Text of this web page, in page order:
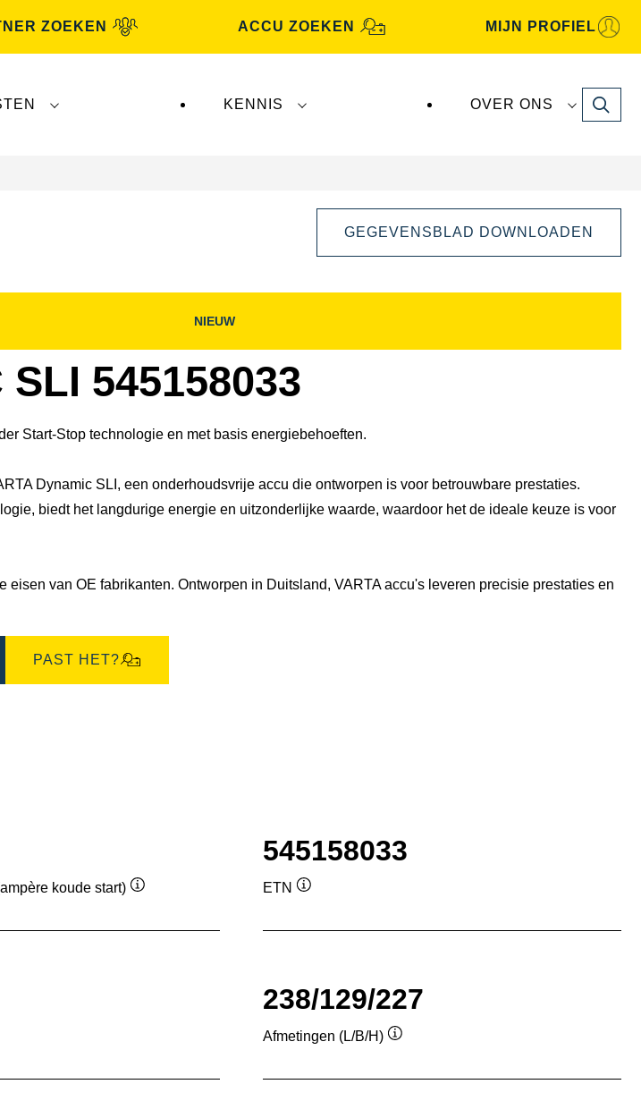
ZOEKEN ACCU ZOEKEN MIJN PROFIEL
KENNIS OVER ONS Search
GEGEVENSBLAD DOWNLOADEN
Dialoogvenster
NIEUW
SLI 545158033
Start-Stop technologie en met basis energiebehoeften.
Dynamic SLI, een onderhoudsvrije accu die ontworpen is voor betrouwbare prestaties.
biedt het langdurige energie en uitzonderlijke waarde, waardoor het de ideale keuze is voor
eisen van OE fabrikanten. Ontworpen in Duitsland, VARTA accu's leveren precisie prestaties en
PAST HET?
koude start)
de
545158033
ETN
de
238/129/227
Afmetingen (L/B/H)
de